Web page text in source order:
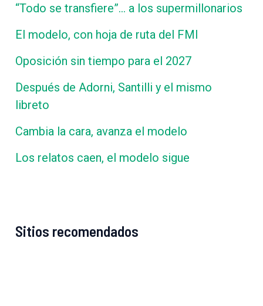
“Todo se transfiere”… a los supermillonarios
El modelo, con hoja de ruta del FMI
Oposición sin tiempo para el 2027
Después de Adorni, Santilli y el mismo
libreto
Cambia la cara, avanza el modelo
Los relatos caen, el modelo sigue
Sitios recomendados